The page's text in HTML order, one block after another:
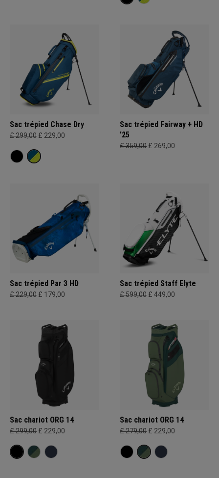
Sac trépied Chase Dry
£ 299,00 £ 229,00
Sac trépied Fairway + HD
'25
£ 359,00 £ 269,00
Sac trépied Par 3 HD
£ 229,00 £ 179,00
Sac trépied Staff Elyte
£ 599,00 £ 449,00
Sac chariot ORG 14
£ 299,00 £ 229,00
Sac chariot ORG 14
£ 279,00 £ 229,00